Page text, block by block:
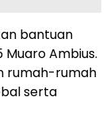
bantuan
Ambius.
rumah-rumah
serta